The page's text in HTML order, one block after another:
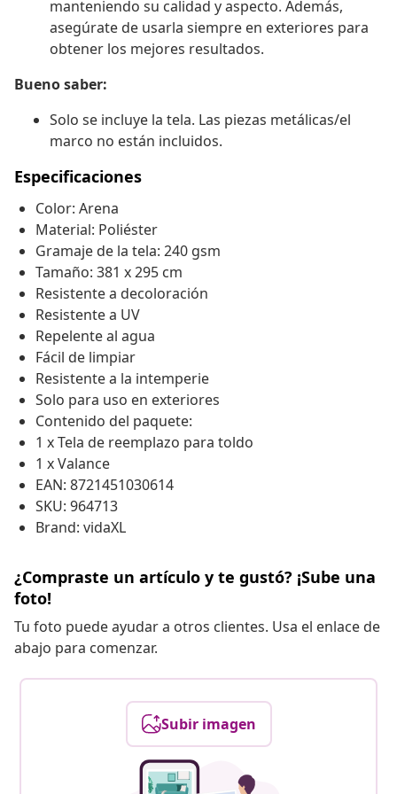
manteniendo su calidad y aspecto. Además,
asegúrate de usarla siempre en exteriores para
obtener los mejores resultados.
Bueno saber:
Solo se incluye la tela. Las piezas metálicas/el
marco no están incluidos.
Especificaciones
Color: Arena
Material: Poliéster
Gramaje de la tela: 240 gsm
Tamaño: 381 x 295 cm
Resistente a decoloración
Resistente a UV
Repelente al agua
Fácil de limpiar
Resistente a la intemperie
Solo para uso en exteriores
Contenido del paquete:
1 x Tela de reemplazo para toldo
1 x Valance
EAN: 8721451030614
SKU: 964713
Brand: vidaXL
¿Compraste un artículo y te gustó? ¡Sube una
foto!
Tu foto puede ayudar a otros clientes. Usa el enlace de
abajo para comenzar.
Subir imagen